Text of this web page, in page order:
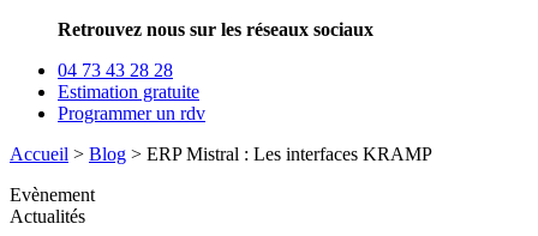
Retrouvez nous sur les réseaux sociaux
04 73 43 28 28
Estimation gratuite
Programmer un rdv
Accueil > Blog > ERP Mistral : Les interfaces KRAMP
Evènement
Actualités